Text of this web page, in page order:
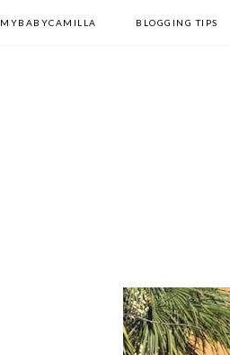
MYBABYCAMILLA BLOGGING TIPS